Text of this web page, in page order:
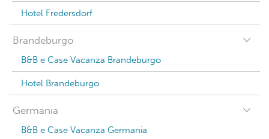
Hotel Fredersdorf
Brandeburgo
B&B e Case Vacanza Brandeburgo
Hotel Brandeburgo
Germania
B&B e Case Vacanza Germania